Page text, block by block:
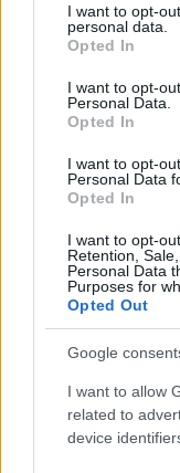
not limited to your
grant or deny
use your data for
consent section.
I want to opt-
personal data.
Opted In
I want to opt-
Personal Data.
Opted In
I want to opt-
Personal Data
Opted In
I want to opt-
Retention,
Personal Data
Purposes for
Opted Out
Google
I want to allow
related to
device
contesto
sulle opportunità
posto di rilievo
internazionale.